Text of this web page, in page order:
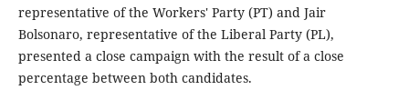
representative of the Workers' Party (PT) and Jair
Bolsonaro, representative of the Liberal Party (PL),
presented a close campaign with the result of a close
percentage between both candidates.